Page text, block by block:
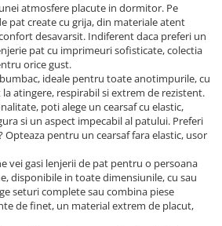
atmosfere placute in dormitor. Pe
pat create cu grija, din materiale atent
desavarsit. Indiferent daca preferi un
pat cu imprimeuri sofisticate, colectia
orice gust.
ideale pentru toate anotimpurile, cu
atingere, respirabil si extrem de rezistent.
poti alege un cearsaf cu elastic,
si un aspect impecabil al patului. Preferi
Opteaza pentru un cearsaf fara elastic, usor
vei gasi lenjerii de pat pentru o persoana
disponibile in toate dimensiunile, cu sau
seturi complete sau combina piese
de finet, un material extrem de placut,